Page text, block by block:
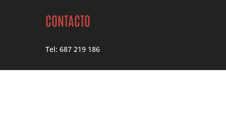
CONTACTO
Tel: 687 219 186